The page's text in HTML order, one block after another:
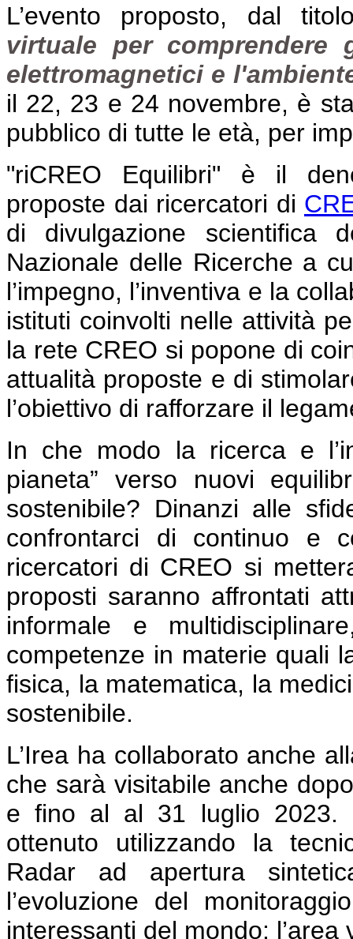
L’evento proposto, dal
virtuale per
elettromagnetici e
il 22, 23 e 24 novembre, è
pubblico di tutte le età, per
"riCREO Equilibri" è il
proposte dai ricercatori di
di divulgazione scientifica
Nazionale delle Ricerche a
l’impegno, l’inventiva e la
istituti coinvolti nelle attività
la rete CREO si popone di
attualità proposte e di
l’obiettivo di rafforzare il
In che modo la ricerca e
pianeta” verso nuovi
sostenibile? Dinanzi alle
confrontarci di continuo e
ricercatori di CREO si
proposti saranno affrontati
informale e
competenze in materie quali
fisica, la matematica, la
sostenibile.
L’Irea ha collaborato anche
che sarà visitabile anche
e fino al al 31 luglio 2023.
ottenuto utilizzando la
Radar ad apertura
l’evoluzione del
interessanti del mondo: